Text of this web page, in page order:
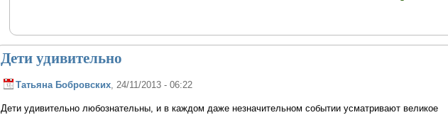
Дети удивительно
Татьяна Бобровских, 24/11/2013 - 06:22
Дети удивительно любознательны, и в каждом даже незначительном событии усматривают великое